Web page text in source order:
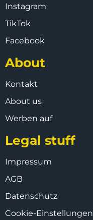
Instagram
TikTok
Facebook
About
Kontakt
About us
Werben auf
Legal stuff
Impressum
AGB
Datenschutz
Cookie-Einstellungen